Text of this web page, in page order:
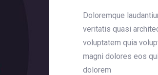
Doloremque
veritatis quasi
voluptatem quia
magni dolores eos
dolorem